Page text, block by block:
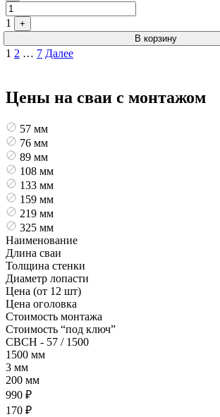
1
+
В корзину
Пагинация
1 2 … 7 Далее
Цены на сваи с монтажом
57 мм
76 мм
89 мм
108 мм
133 мм
159 мм
219 мм
325 мм
Наименование
Длина сваи
Толщина стенки
Диаметр лопасти
Цена (от 12 шт)
Цена оголовка
Стоимость монтажа
Стоимость “под ключ”
СВСН - 57 / 1500
1500 мм
3 мм
200 мм
990 ₽
170 ₽